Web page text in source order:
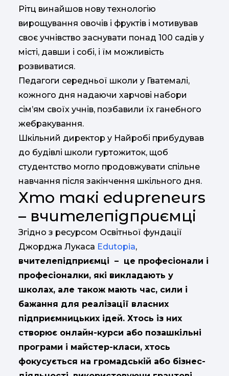
Рітц винайшов нову технологію
вирощування овочів і фруктів і мотивував
своє учнівство заснувати понад 100 садів у
місті, давши і собі, і їм можливість
розвиватися.
Педагоги середньої школи у Гватемалі,
кожного дня надаючи харчові набори
сім’ям своїх учнів, позбавили їх ганебного
жебракування.
Шкільний директор у Найробі прибудував
до будівлі школи гуртожиток, щоб
студентство могло продовжувати спільне
навчання після закінчення шкільного дня.
Хто такі edupreneurs
– вчителепідприємці
Згідно з ресурсом Освітньої фундації
Джорджа Лукаса Edutopia,
вчителепідприємці – це професіонали і
професіоналки, які викладають у
школах, але також мають час, сили і
бажання для реалізації власних
підприємницьких ідей. Хтось із них
створює онлайн-курси або позашкільні
програми і майстер-класи, хтось
фокусується на громадській або бізнес-